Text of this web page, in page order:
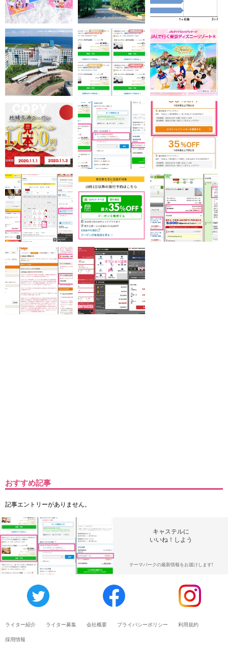
おすすめ記事
記事エントリーがありません。
キャステルに
いいね！しよう
テーマパークの最新情報をお届けします!
ライター紹介 ライター募集 会社概要 プライバシーポリシー 利用規約
採用情報